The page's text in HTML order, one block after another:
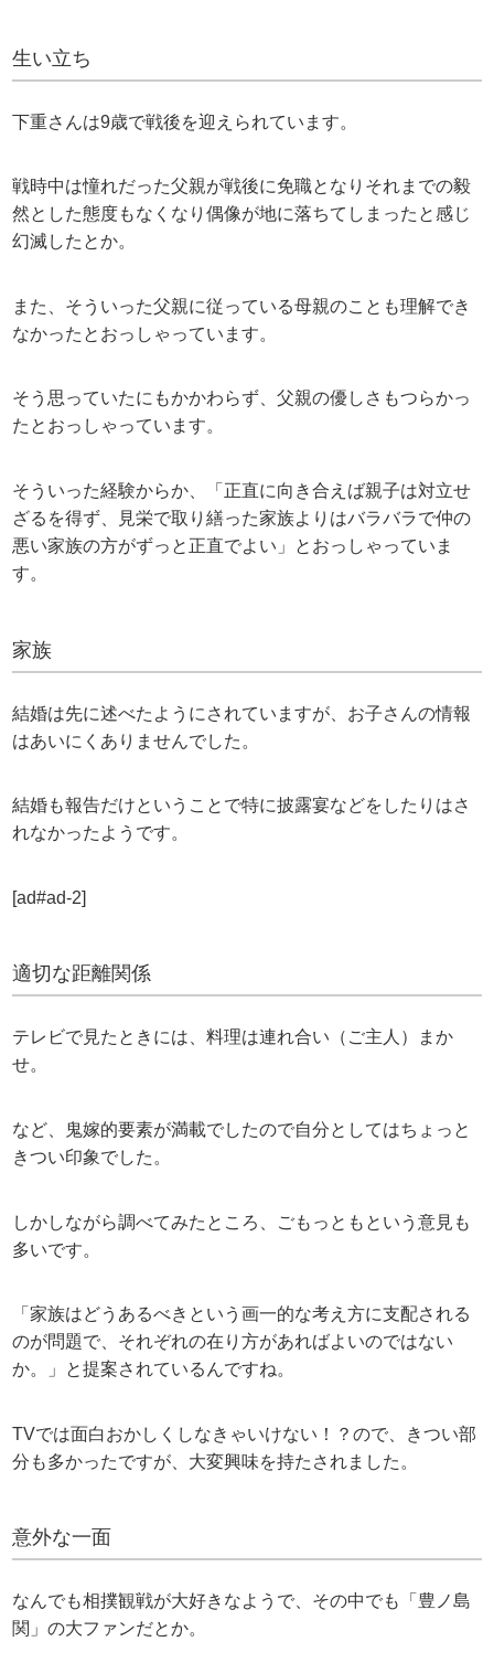
生い立ち
下重さんは9歳で戦後を迎えられています。
戦時中は憧れだった父親が戦後に免職となりそれまでの毅
然とした態度もなくなり偶像が地に落ちてしまったと感じ
幻滅したとか。
また、そういった父親に従っている母親のことも理解でき
なかったとおっしゃっています。
そう思っていたにもかかわらず、父親の優しさもつらかっ
たとおっしゃっています。
そういった経験からか、「正直に向き合えば親子は対立せ
ざるを得ず、見栄で取り繕った家族よりはバラバラで仲の
悪い家族の方がずっと正直でよい」とおっしゃっていま
す。
家族
結婚は先に述べたようにされていますが、お子さんの情報
はあいにくありませんでした。
結婚も報告だけということで特に披露宴などをしたりはさ
れなかったようです。
[ad#ad-2]
適切な距離関係
テレビで見たときには、料理は連れ合い（ご主人）まか
せ。
など、鬼嫁的要素が満載でしたので自分としてはちょっと
きつい印象でした。
しかしながら調べてみたところ、ごもっともという意見も
多いです。
「家族はどうあるべきという画一的な考え方に支配される
のが問題で、それぞれの在り方があればよいのではない
か。」と提案されているんですね。
TVでは面白おかしくしなきゃいけない！？ので、きつい部
分も多かったですが、大変興味を持たされました。
意外な一面
なんでも相撲観戦が大好きなようで、その中でも「豊ノ島
関」の大ファンだとか。